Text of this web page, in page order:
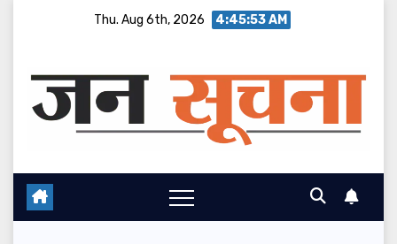
Thu. Aug 6th, 2026 4:45:54 AM